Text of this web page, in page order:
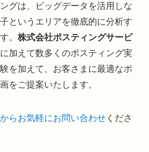
グは、ビッグデータを活用しな
というエリアを徹底的に分析す
。 株式会社ポスティングサービ
加えて数多くのポスティング実
を加えて、お客さまに最適なポ
をご提案いたします。
らお気軽にお問い合わせくださ